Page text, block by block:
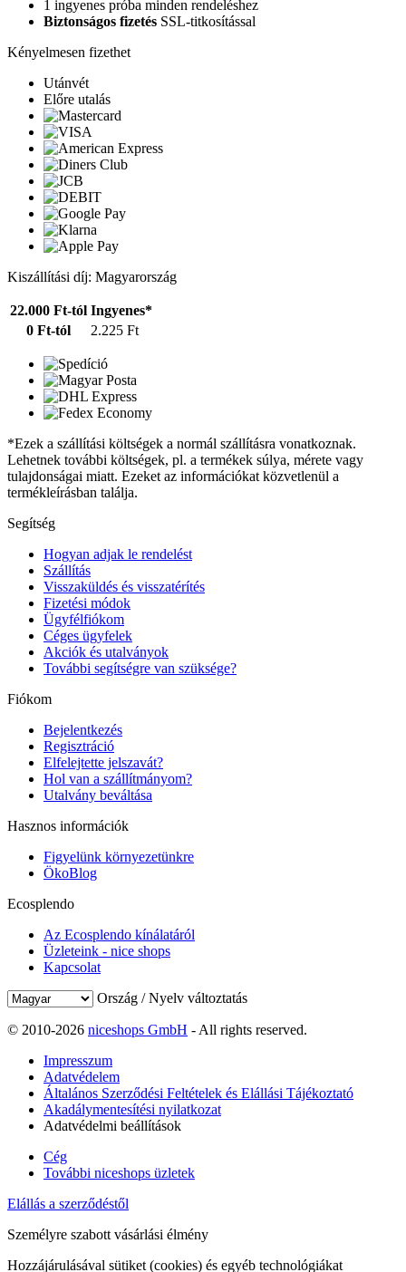
1 ingyenes próba minden rendeléshez
Biztonságos fizetés SSL-titkosítással
Kényelmesen fizethet
Utánvét
Előre utalás
Kiszállítási díj: Magyarország
22.000 Ft-tól Ingyenes*
0 Ft-tól
2.225 Ft
*Ezek a szállítási költségek a normál szállításra vonatkoznak.
Lehetnek további költségek, pl. a termékek súlya, mérete vagy
tulajdonságai miatt. Ezeket az információkat közvetlenül a
termékleírásban találja.
Segítség
Hogyan adjak le rendelést
Szállítás
Visszaküldés és visszatérítés
Fizetési módok
Ügyfélfiókom
Céges ügyfelek
Akciók és utalványok
További segítségre van szüksége?
Fiókom
Bejelentkezés
Regisztráció
Elfelejtette jelszavát?
Hol van a szállítmányom?
Utalvány beváltása
Hasznos információk
Figyelünk környezetünkre
ÖkoBlog
Ecosplendo
Az Ecosplendo kínálatáról
Üzleteink - nice shops
Kapcsolat
Ország / Nyelv változtatás
© 2010-2026 niceshops GmbH - All rights reserved.
Impresszum
Adatvédelem
Általános Szerződési Feltételek és Elállási Tájékoztató
Akadálymentesítési nyilatkozat
Adatvédelmi beállítások
Cég
További niceshops üzletek
Elállás a szerződéstől
Személyre szabott vásárlási élmény
Hozzájárulásával sütiket (cookies) és egyéb technológiákat